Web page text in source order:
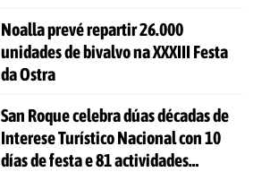
Noalla prevé repartir 26.000
unidades de bivalvo na XXXIII Festa
da Ostra
San Roque celebra dúas décadas de
Interese Turístico Nacional con 10
días de festa e 81 actividades